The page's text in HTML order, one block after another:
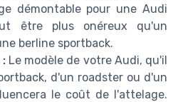
démontable pour une Audi
être plus onéreux qu'un
berline sportback.
Le modèle de votre Audi, qu'il
d'un roadster ou d'un
le coût de l'attelage.